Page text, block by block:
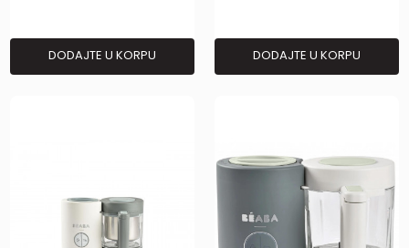
DODAJTE U KORPU DODAJTE U KORPU